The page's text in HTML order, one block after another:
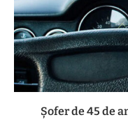
Șofer de 45 de